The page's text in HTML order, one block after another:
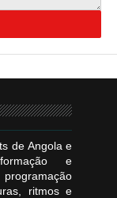
de Angola e
e
ritmos e